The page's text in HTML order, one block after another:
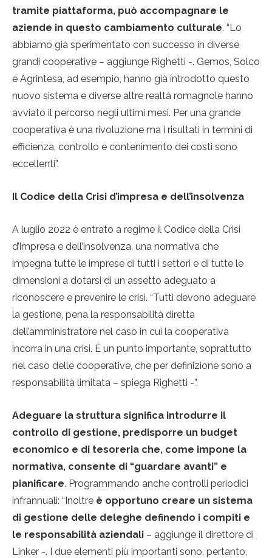
tramite piattaforma, può accompagnare le
aziende in questo cambiamento culturale. “Lo
abbiamo già sperimentato con successo in diverse
grandi cooperative – aggiunge Righetti -. Gemos, Solco
e Agrintesa, ad esempio, hanno già introdotto questo
nuovo sistema e diverse altre realtà romagnole hanno
avviato il percorso negli ultimi mesi. Per una grande
cooperativa è una rivoluzione ma i risultati in termini di
efficienza, controllo e contenimento dei costi sono
eccellenti”.
Il Codice della Crisi d’impresa e dell’insolvenza
A luglio 2022 è entrato a regime il Codice della Crisi
d’impresa e dell’insolvenza, una normativa che
impegna tutte le imprese di tutti i settori e di tutte le
dimensioni a dotarsi di un assetto adeguato a
riconoscere e prevenire le crisi. “Tutti devono adeguare
la gestione, pena la responsabilità diretta
dell’amministratore nel caso in cui la cooperativa
incorra in una crisi. È un punto importante, soprattutto
nel caso delle cooperative, che per definizione sono a
responsabilità limitata – spiega Righetti -”.
Adeguare la struttura significa introdurre il
controllo di gestione, predisporre un budget
economico e di tesoreria che, come impone la
normativa, consente di “guardare avanti” e
pianificare. Programmando anche controlli periodici
infrannuali: “Inoltre è opportuno creare un sistema
di gestione delle deleghe definendo i compiti e
le responsabilità aziendali – aggiunge il direttore di
Linker -. I due elementi più importanti sono, pertanto,